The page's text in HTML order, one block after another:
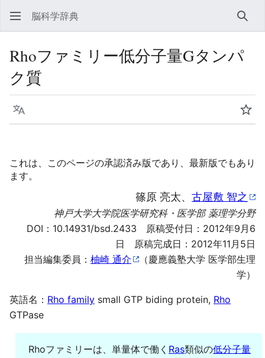
脳科学辞典 検索
Rhoファミリー低分子量Gタンパ
ク質
言語 ウ
これは、このページの承認済み版であり、最新版でもあり
ます。
篠原 亮太、 古屋敷 智之
神戸大学大学院医学研究科・医学部 薬理学分野
DOI： 10.14931/bsd.2433 原稿受付日：2012年9月6
日 原稿完成日：2012年11月5日
担当編集委員： 柚崎 通介
（慶應義塾大学 医学部生理
学）
英語名： Rho family small GTP biding protein, Rho
GTPase
Rhoファミリーは、単量体で働く Ras類似の低分子量